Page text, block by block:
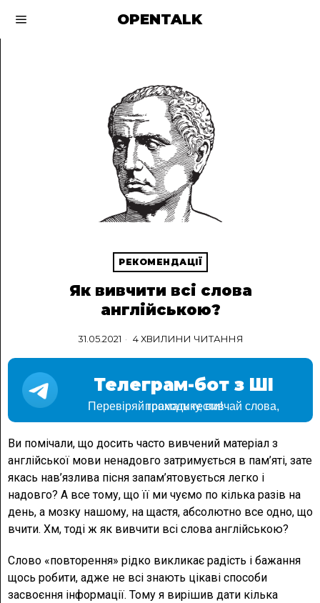
OPENTALK
РЕКОМЕНДАЦІЇ
Як вивчити всі слова
англійською?
31.05.2021 4 ХВИЛИНИ ЧИТАННЯ
Телеграм-бот з ШІ
Перевіряй граматику, вивчай слова, проходь тести!
Ви помічали, що досить часто вивчений матеріал з
англійської мови ненадовго затримується в пам’яті, зате
якась нав’язлива пісня запам’ятовується легко і
надовго? А все тому, що її ми чуємо по кілька разів на
день, а мозку нашому, на щастя, абсолютно все одно, що
вчити. Хм, тоді ж як вивчити всі слова англійською?
Слово «повторення» рідко викликає радість і бажання
щось робити, адже не всі знають цікаві способи
засвоєння інформації. Тому я вирішив дати кілька